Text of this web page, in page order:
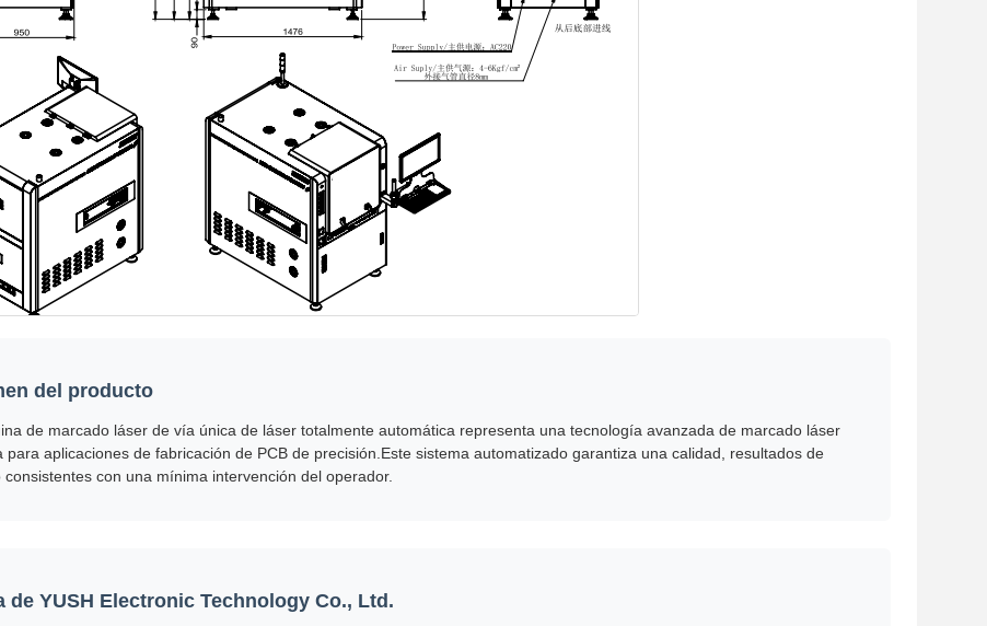
del producto
de marcado láser de vía única de láser totalmente automática representa una tecnología avanzada de marcado láser
para aplicaciones de fabricación de PCB de precisión.Este sistema automatizado garantiza una calidad, resultados de
consistentes con una mínima intervención del operador.
de YUSH Electronic Technology Co., Ltd.